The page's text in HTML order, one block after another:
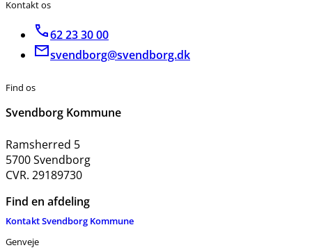
Kontakt os
62 23 30 00
svendborg@svendborg.dk
Find os
Svendborg Kommune
Ramsherred 5
5700 Svendborg
CVR. 29189730
Find en afdeling
Kontakt Svendborg Kommune
Genveje